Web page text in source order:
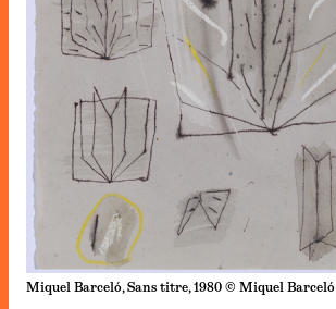
Miquel Barceló, Sans titre, 1980 © Miquel Barceló